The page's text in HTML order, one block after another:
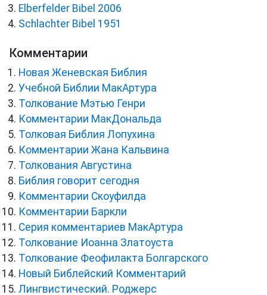
Elberfelder Bibel 2006
Schlachter Bibel 1951
Комментарии
Новая Женевская Библия
Учебной Библии МакАртура
Толкование Мэтью Генри
Комментарии МакДональда
Толковая Библия Лопухина
Комментарии Жана Кальвина
Толкования Августина
Библия говорит сегодня
Комментарии Скоуфилда
Комментарии Баркли
Серия комментариев МакАртура
Толкование Иоанна Златоуста
Толкование Феофилакта Болгарского
Новый Библейский Комментарий
Лингвистический. Роджерс